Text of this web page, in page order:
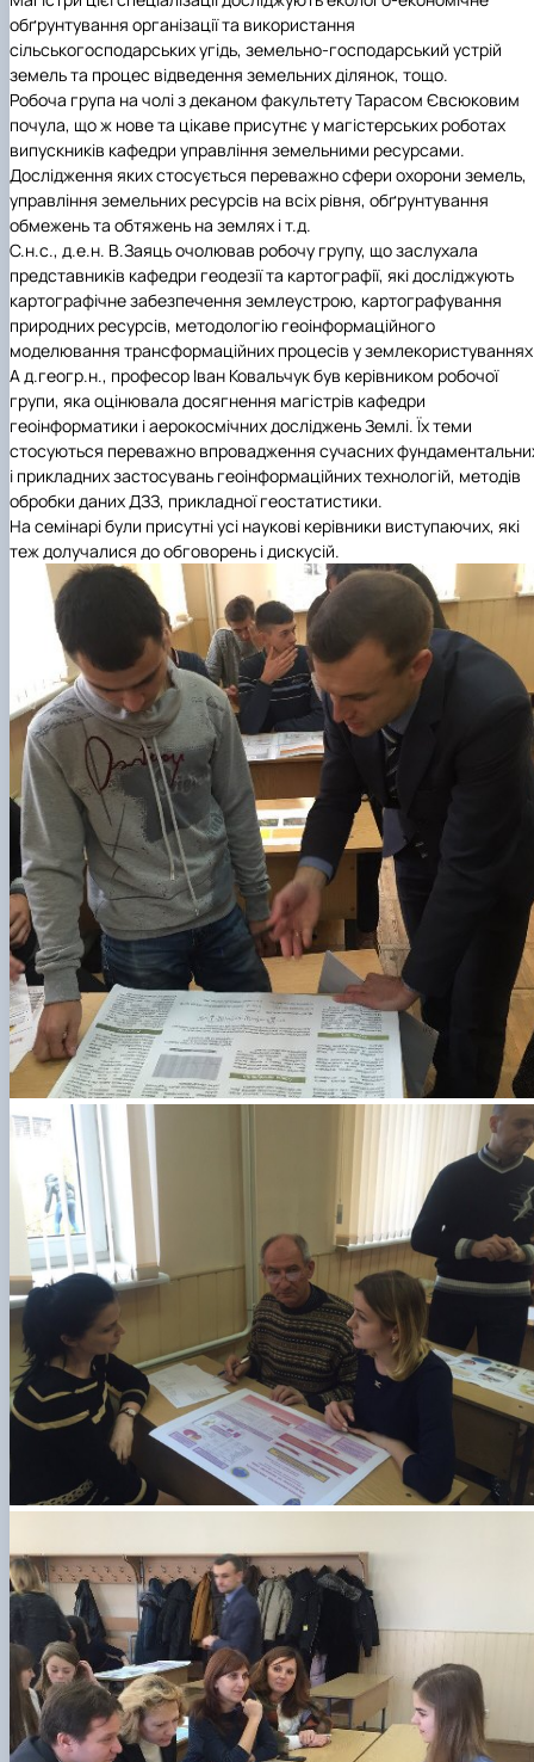
обґрунтування організації та використання
сільськогосподарських угідь, земельно-господарський устрій
земель та процес відведення земельних ділянок, тощо.
Робоча група на чолі з деканом факультету Тарасом Євсюковим
почула, що ж нове та цікаве присутнє у магістерських роботах
випускників кафедри управління земельними ресурсами.
Дослідження яких стосується переважно сфери охорони земель,
управління земельних ресурсів на всіх рівня, обґрунтування
обмежень та обтяжень на землях і т.д.
С.н.с., д.е.н. В.Заяць очолював робочу групу, що заслухала
представників кафедри геодезії та картографії, які досліджують
картографічне забезпечення землеустрою, картографування
природних ресурсів, методологію геоінформаційного
моделювання трансформаційних процесів у
А д.геогр.н., професор Іван Ковальчук був керівником робочої
групи, яка оцінювала досягнення магістрів кафедри
геоінформатики і аерокосмічних досліджень Землі. Їх теми
стосуються переважно впровадження сучасних
і прикладних застосувань геоінформаційних технологій, методів
обробки даних ДЗЗ, прикладної геостатистики.
На семінарі були присутні усі наукові керівники виступаючих, які
теж долучалися до обговорень і дискусій.